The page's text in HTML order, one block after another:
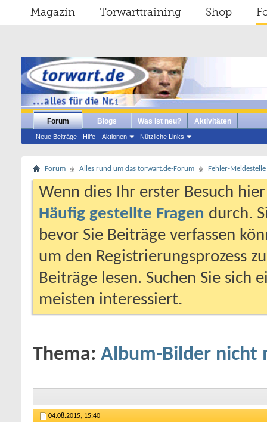
Magazin Torwarttraining Shop
Forum
Neue Beiträge Hilfe Aktionen Nützliche Links
Blogs Was ist neu? Aktivitäten
Forum Alles rund um das torwart.de-Forum Fehler-Meldestelle
Wenn dies Ihr erster Besuch
Häufig gestellte Fragen durch.
bevor Sie Beiträge verfassen
um den Registrierungsprozess
Beiträge lesen. Suchen Sie sich
meisten interessiert.
Thema: Album-Bilder nicht
04.08.2015, 15:40